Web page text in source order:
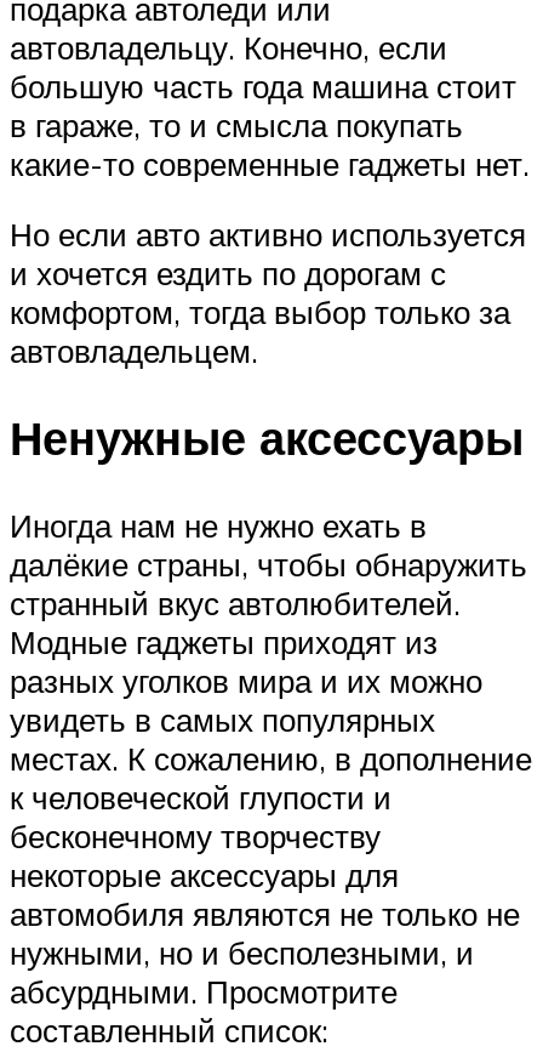
подарка автоледи или
автовладельцу. Конечно, если
большую часть года машина стоит
в гараже, то и смысла покупать
какие-то современные гаджеты нет.
Но если авто активно используется
и хочется ездить по дорогам с
комфортом, тогда выбор только за
автовладельцем.
Ненужные аксессуары
Иногда нам не нужно ехать в
далёкие страны, чтобы обнаружить
странный вкус автолюбителей.
Модные гаджеты приходят из
разных уголков мира и их можно
увидеть в самых популярных
местах. К сожалению, в дополнение
к человеческой глупости и
бесконечному творчеству
некоторые аксессуары для
автомобиля являются не только не
нужными, но и бесполезными, и
абсурдными. Просмотрите
составленный список: